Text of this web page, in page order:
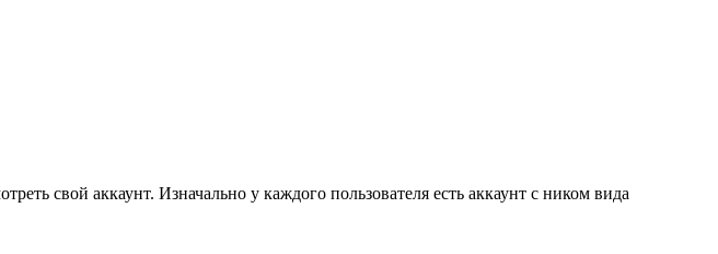
свой аккаунт. Изначально у каждого пользователя есть аккаунт с ником вида